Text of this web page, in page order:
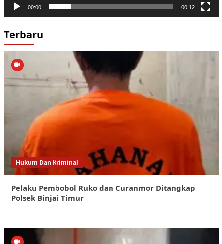
00:00 00:12
Terbaru
Hukum Dan Kriminal
Pelaku Pembobol Ruko dan Curanmor Ditangkap
Polsek Binjai Timur